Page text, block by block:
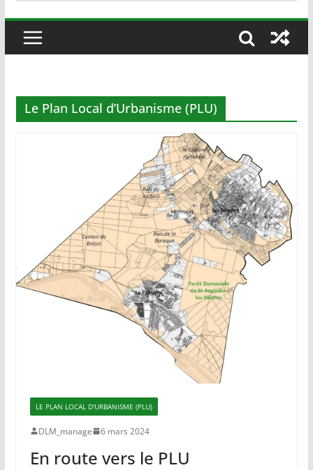
Le Plan Local d’Urbanisme (PLU)
LE PLAN LOCAL D'URBANISME (PLU)
DLM_manage 6 mars 2024
En route vers le PLU